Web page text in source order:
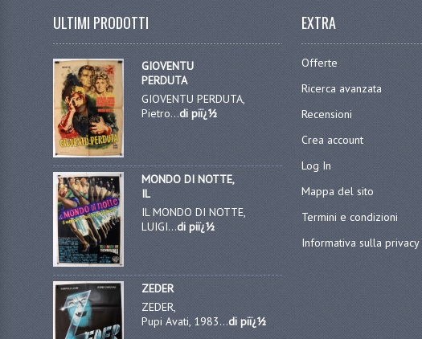
ULTIMI PRODOTTI
GIOVENTU
PERDUTA
GIOVENTU PERDUTA,
Pietro...di piï¿½
MONDO DI NOTTE,
IL
IL MONDO DI NOTTE,
LUIGI...di piï¿½
ZEDER
ZEDER,
Pupi Avati, 1983...di piï¿½
EXTRA
Offerte
Ricerca avanzata
Recensioni
Crea account
Log In
Mappa del sito
Termini e condizioni
Informativa sulla privacy